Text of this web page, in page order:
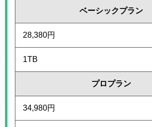
ベーシックプラン
28,380円
1TB
プロプラン
34,980円